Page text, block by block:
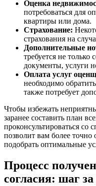
Оценка
потребоваться для
квартиры или дома.
Страхование:
страхования на
Дополнительные
требуется не только
документы, услуги
Оплата услуг
необходимо
также потребует
Чтобы избежать
заранее составить план
проконсультироваться со
позволит вам более
подобрать оптимальные
Процесс
согласия: шаг